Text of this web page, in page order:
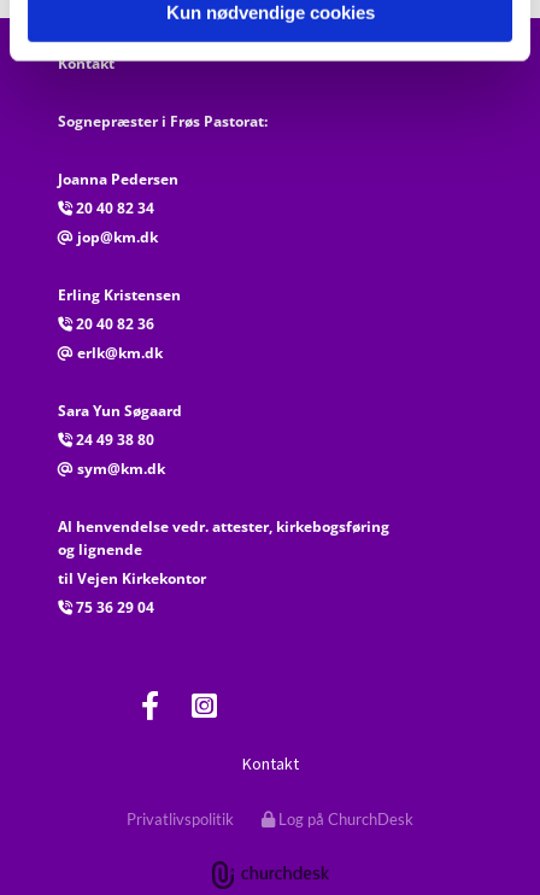
Kun nødvendige cookies
Kontakt
Sognepræster i Frøs Pastorat:
Joanna Pedersen
20 40 82 34
@ jop@km.dk
Erling Kristensen
 20 40 82 36
@ erlk@km.dk
Sara Yun Søgaard
24 49 38 80
@ sym@km.dk
Al henvendelse vedr. attester, kirkebogsføring
og lignende
til Vejen Kirkekontor
75 36 29 04
Kontakt
Privatlivspolitik Log på ChurchDesk